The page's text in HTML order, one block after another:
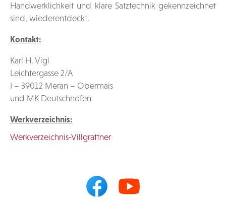
Handwerklichkeit und klare Satztechnik gekennzeichnet
sind, wiederentdeckt.
Kontakt:
Karl H. Vigl
Leichtergasse 2/A
I – 39012 Meran – Obermais
und MK Deutschnofen
Werkverzeichnis:
Werkverzeichnis-Villgrattner